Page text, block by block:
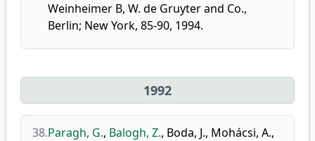
Weinheimer B, W. de Gruyter and Co.,
Berlin; New York, 85-90, 1994.
1992
38.Paragh, G., Balogh, Z., Boda, J., Mohácsi, A.,